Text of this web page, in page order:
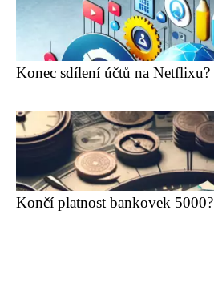
Konec sdílení účtů na Netflixu?
Končí platnost bankovek 5000?